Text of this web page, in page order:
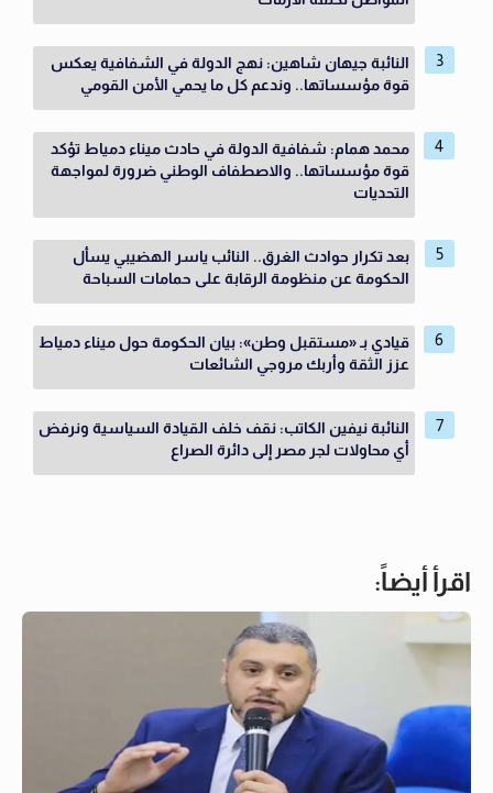
النائبة جيهان شاهين: نهج الدولة في الشفافية يعكس
قوة مؤسساتها.. وندعم كل ما يحمي الأمن القومي
محمد همام: شفافية الدولة في حادث ميناء دمياط تؤكد
قوة مؤسساتها.. والاصطفاف الوطني ضرورة لمواجهة
التحديات
بعد تكرار حوادث الغرق.. النائب ياسر الهضيبي يسأل
الحكومة عن منظومة الرقابة على حمامات السباحة
قيادي بـ «مستقبل وطن»: بيان الحكومة حول ميناء دمياط
عزز الثقة وأربك مروجي الشائعات
النائبة نيفين الكاتب: نقف خلف القيادة السياسية ونرفض
أي محاولات لجر مصر إلى دائرة الصراع
اقرأ أيضاً: